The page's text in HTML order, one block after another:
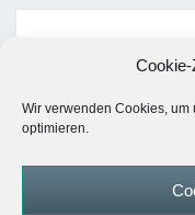
Wir verwenden Cookies,
optimieren.
Archiv